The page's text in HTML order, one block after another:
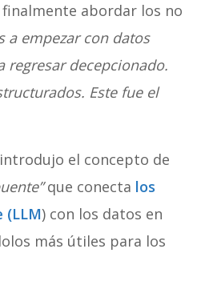
abordar los no
a empezar con datos
regresar decepcionado.
Este fue el
el concepto de
que conecta los
(LLM) con los datos en
más útiles para los